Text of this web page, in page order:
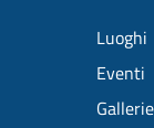
Luoghi
Eventi
Gallerie